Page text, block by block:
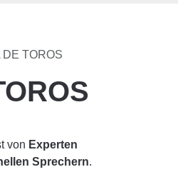
DE TOROS
von Experten
Sprechern.